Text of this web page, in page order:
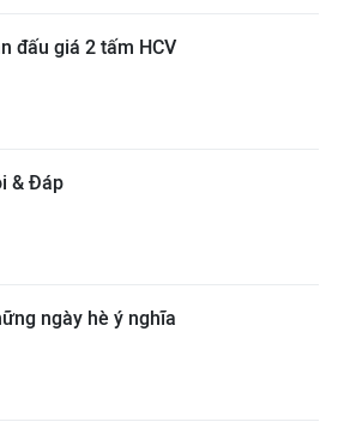
đấu giá 2 tấm HCV
& Đáp
ngày hè ý nghĩa